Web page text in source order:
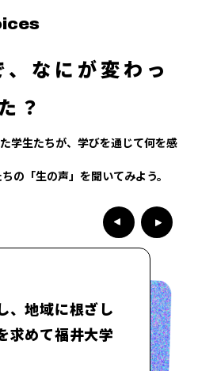
なにが変わっ
？
学生たちが、学びを通じて何を感
の「生の声」を聞いてみよう。
、地域に根ざし
求めて福井大学